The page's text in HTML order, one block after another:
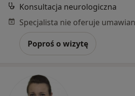
Konsultacja neurologiczna
Poproś o wizytę